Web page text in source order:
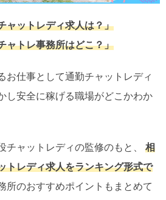
ャットレディ求人は？」
ャトレ事務所はどこ？」
お仕事として通勤チャットレディ
し安全に稼げる職場がどこかわか
チャットレディの監修のもと、 相
トレディ求人をランキング形式で
所のおすすめポイントもまとめて